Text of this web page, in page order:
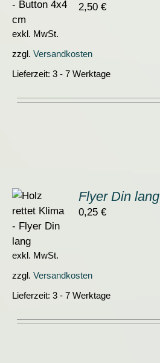
2,50€
exkl. MwSt.
zzgl. Versandkosten
Lieferzeit: 3 - 7 Werktage
Flyer Din lang
0,25€
exkl. MwSt.
zzgl. Versandkosten
Lieferzeit: 3 - 7 Werktage